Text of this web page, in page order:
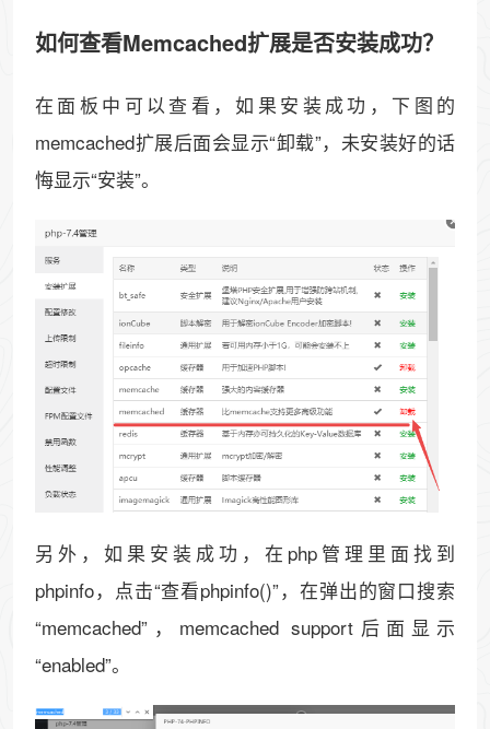
如何查看Memcached扩展是否安装成功？
在面板中可以查看，如果安装成功，下图的
memcached扩展后面会显示“卸载”，未安装好的话
悔显示“安装”。
另外，如果安装成功，在php管理里面找到
phpinfo，点击“查看phpinfo()”，在弹出的窗口搜索
“memcached”，memcached support后面显示
“enabled”。